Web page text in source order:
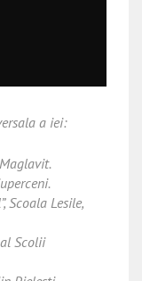
a iei:
Scoala Lesile,
Scolii